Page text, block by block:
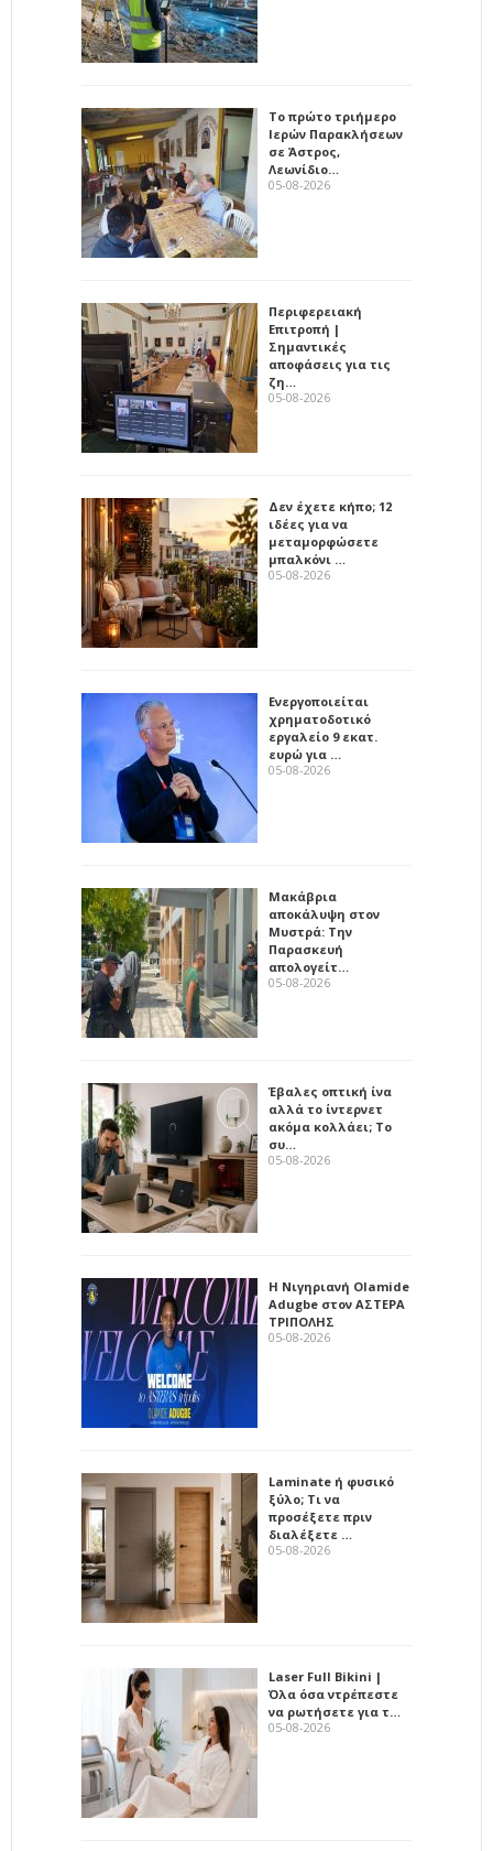
Το πρώτο τριήμερο
Ιερών Παρακλήσεων
σε Άστρος,
Λεωνίδιο…
05-08-2026
Περιφερειακή
Επιτροπή |
Σημαντικές
αποφάσεις για τις
ζη…
05-08-2026
Δεν έχετε κήπο; 12
ιδέες για να
μεταμορφώσετε
μπαλκόνι …
05-08-2026
Ενεργοποιείται
χρηματοδοτικό
εργαλείο 9 εκατ.
ευρώ για …
05-08-2026
Μακάβρια
αποκάλυψη στον
Μυστρά: Την
Παρασκευή
απολογείτ…
05-08-2026
Έβαλες οπτική ίνα
αλλά το ίντερνετ
ακόμα κολλάει; Το
συ…
05-08-2026
Η Νιγηριανή Olamide
Adugbe στον ΑΣΤΕΡΑ
ΤΡΙΠΟΛΗΣ
05-08-2026
Laminate ή φυσικό
ξύλο; Τι να
προσέξετε πριν
διαλέξετε …
05-08-2026
Laser Full Bikini |
Όλα όσα ντρέπεστε
να ρωτήσετε για τ…
05-08-2026